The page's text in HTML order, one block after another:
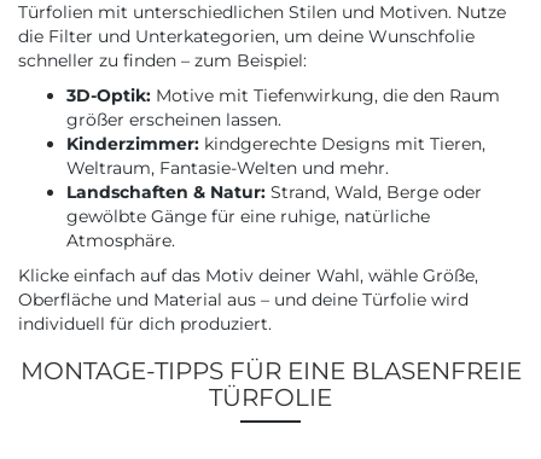
Türfolien mit unterschiedlichen Stilen und Motiven. Nutze
die Filter und Unterkategorien, um deine Wunschfolie
schneller zu finden – zum Beispiel:
3D-Optik: Motive mit Tiefenwirkung, die den Raum
größer erscheinen lassen.
Kinderzimmer: kindgerechte Designs mit Tieren,
Weltraum, Fantasie-Welten und mehr.
Landschaften & Natur: Strand, Wald, Berge oder
gewölbte Gänge für eine ruhige, natürliche
Atmosphäre.
Klicke einfach auf das Motiv deiner Wahl, wähle Größe,
Oberfläche und Material aus – und deine Türfolie wird
individuell für dich produziert.
MONTAGE-TIPPS FÜR EINE BLASENFREIE
TÜRFOLIE